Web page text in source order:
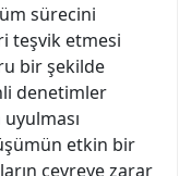
sürecini
teşvik etmesi
bir şekilde
denetimler
etkin bir
çevreye zarar